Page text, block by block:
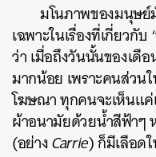
มโนภาพของมนุษย์
เฉพาะในเรื่องที่เกี่ยวกั
ว่า เมื่อถึงวันนั้นของเดื
มากน้อย เพราะคนส่ว
โฆษณา ทุกคนจะเห็นแ
ผ้าอนามัยด้วยน้ำสีฟ้าๆ
(อย่างCarrie) ก็มีเลือด